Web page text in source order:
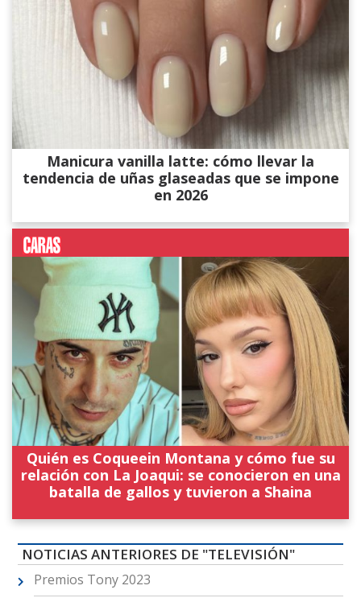
Manicura vanilla latte: cómo llevar la
tendencia de uñas glaseadas que se impone
en 2026
Quién es Coqueein Montana y cómo fue su
relación con La Joaqui: se conocieron en una
batalla de gallos y tuvieron a Shaina
NOTICIAS ANTERIORES DE "TELEVISIÓN"
Premios Tony 2023